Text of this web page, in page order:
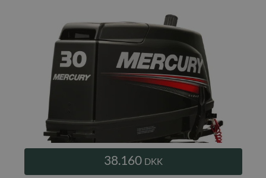
38.160 DKK